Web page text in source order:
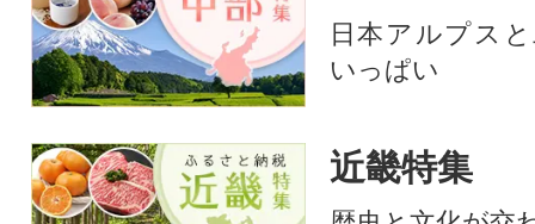
日本アルプス
いっぱい
近畿特集